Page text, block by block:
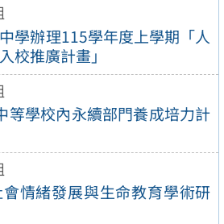
學辦理115學年度上學期「人
校推廣計畫」
等學校內永續部門養成培力計
情緒發展與生命教育學術研